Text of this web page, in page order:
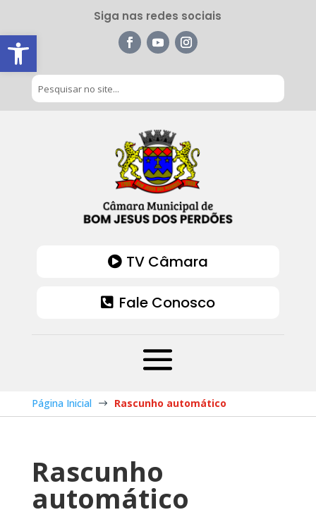
Barra de Ferramentas Aberta
Siga nas redes sociais
TV Câmara
Fale Conosco
Página Inicial $ Rascunho automático
Rascunho
automático